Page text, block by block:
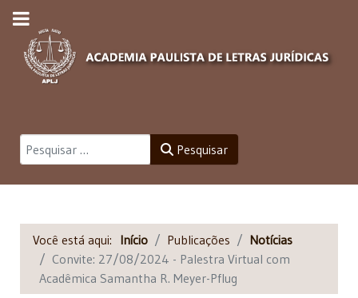
Pesquisar Pesquisar
Você está aqui: Início Publicações
Notícias
Convite: 27/08/2024 - Palestra Virtual com
Acadêmica Samantha R. Meyer-Pflug